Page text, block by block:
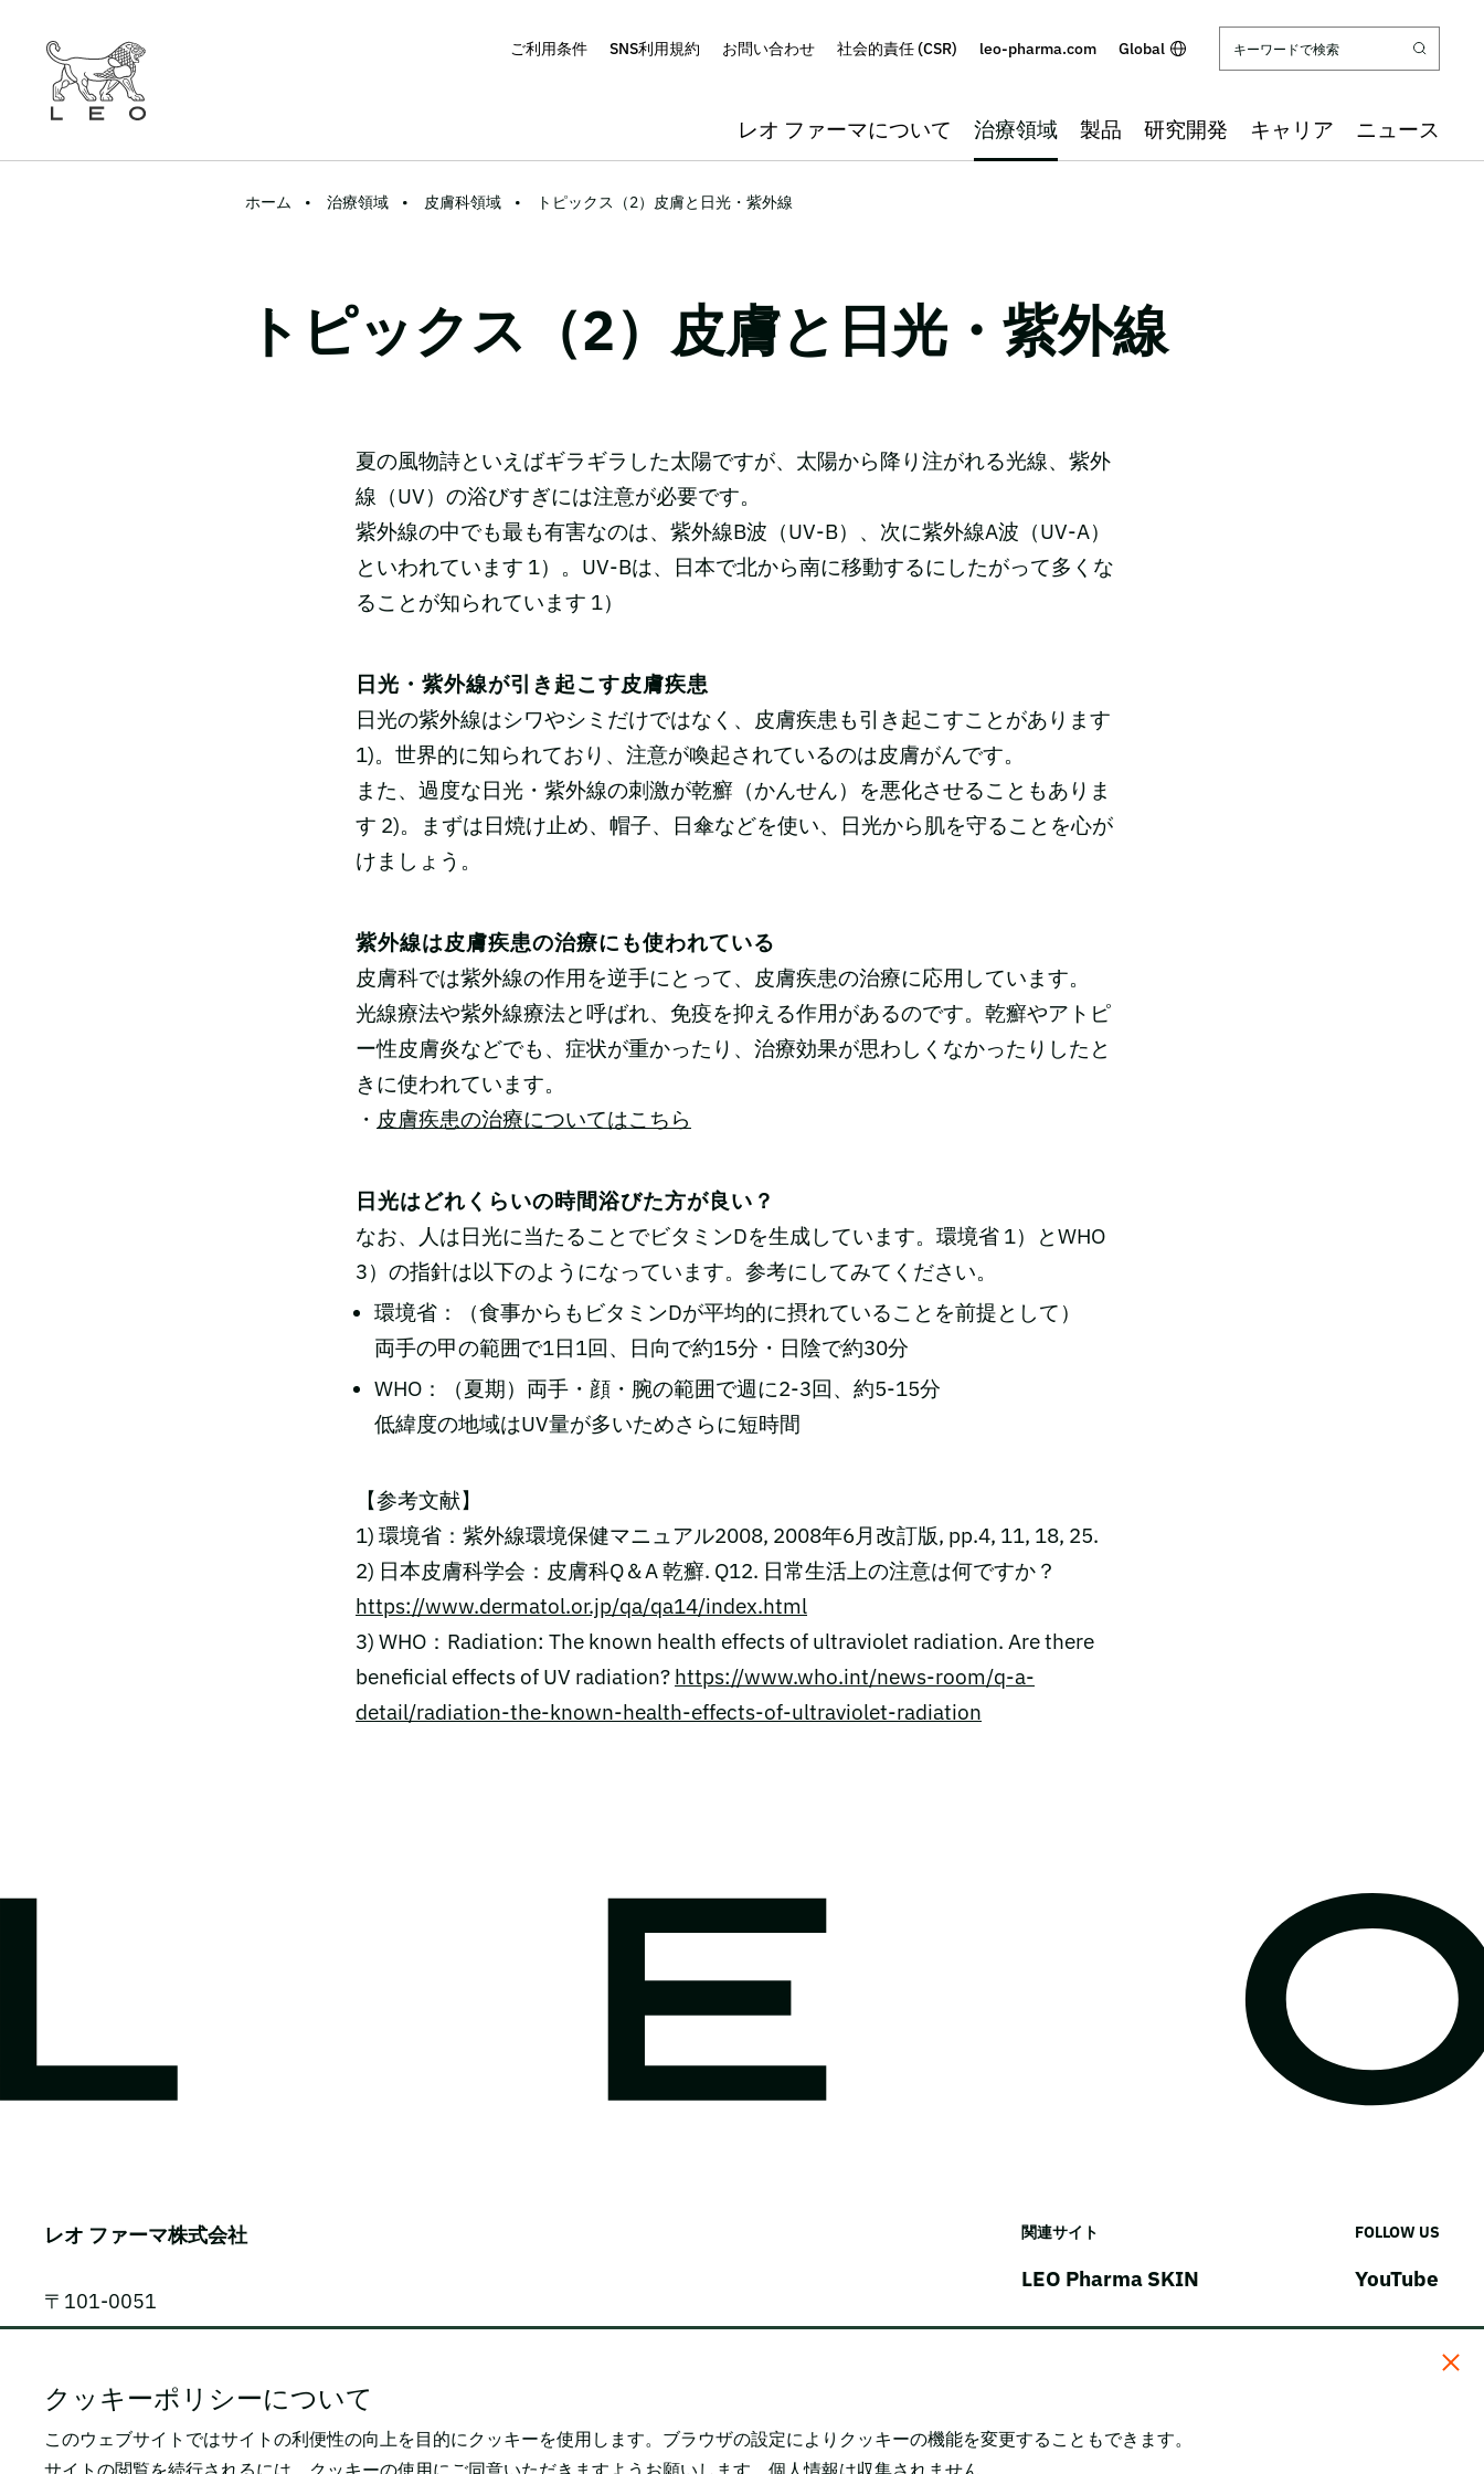
ご利用条件 SNS利用規約 お問い合わせ 社会的責任 (CSR) leo-pharma.com Global
レオ ファーマについて 治療領域 製品 研究開発 キャリア ニュース
ホーム 治療領域 皮膚科領域 トピックス（2）皮膚と日光・紫外線
トピックス（2）皮膚と日光・紫外線
夏の風物詩といえばギラギラした太陽ですが、太陽から降り注がれる光線、紫外
線（UV）の浴びすぎには注意が必要です。
紫外線の中でも最も有害なのは、紫外線B波（UV-B）、次に紫外線A波（UV-A）
といわれています 1）。UV-Bは、日本で北から南に移動するにしたがって多くな
ることが知られています 1）
日光・紫外線が引き起こす皮膚疾患
日光の紫外線はシワやシミだけではなく、皮膚疾患も引き起こすことがあります
1)。世界的に知られており、注意が喚起されているのは皮膚がんです。
また、過度な日光・紫外線の刺激が乾癬（かんせん）を悪化させることもありま
す 2)。まずは日焼け止め、帽子、日傘などを使い、日光から肌を守ることを心が
けましょう。
紫外線は皮膚疾患の治療にも使われている
皮膚科では紫外線の作用を逆手にとって、皮膚疾患の治療に応用しています。
光線療法や紫外線療法と呼ばれ、免疫を抑える作用があるのです。乾癬やアトピ
ー性皮膚炎などでも、症状が重かったり、治療効果が思わしくなかったりしたと
きに使われています。
・ 皮膚疾患の治療についてはこちら
日光はどれくらいの時間浴びた方が良い？
なお、人は日光に当たることでビタミンDを生成しています。環境省 1）とWHO
3）の指針は以下のようになっています。参考にしてみてください。
環境省：（食事からもビタミンDが平均的に摂れていることを前提として）
両手の甲の範囲で1日1回、日向で約15分・日陰で約30分
WHO：（夏期）両手・顔・腕の範囲で週に2-3回、約5-15分
低緯度の地域はUV量が多いためさらに短時間
【参考文献】
1) 環境省：紫外線環境保健マニュアル2008, 2008年6月改訂版, pp.4, 11, 18, 25.
2) 日本皮膚科学会：皮膚科Q＆A 乾癬. Q12. 日常生活上の注意は何ですか？
https://www.dermatol.or.jp/qa/qa14/index.html
3) WHO：Radiation: The known health effects of ultraviolet radiation. Are there
beneficial effects of UV radiation? https://www.who.int/news-room/q-a-
detail/radiation-the-known-health-effects-of-ultraviolet-radiation
レオ ファーマ株式会社
〒101-0051
東京都千代田区神田神保町1-105
電話番号: 03-5809-2468（代表）
関連サイト
LEO Pharma SKIN
FOLLOW US
YouTube
クッキーポリシーについて
このウェブサイトではサイトの利便性の向上を目的にクッキーを使用します。ブラウザの設定によりクッキーの機能を変更することもできます。
サイトの閲覧を続行されるには、クッキーの使用にご同意いただきますようお願いします。個人情報は収集されません。